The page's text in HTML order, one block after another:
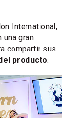
International,
una gran
compartir sus
producto.